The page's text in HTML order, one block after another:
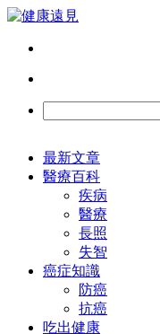
最新文章
醫療百科
疾病
醫療
長照
失智
癌症知識
防癌
抗癌
吃出健康